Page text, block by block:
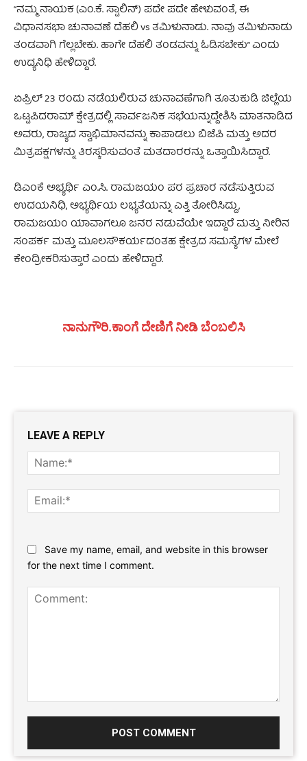
“ನಮ್ಮ ನಾಯಕ (ಎಂ.ಕೆ. ಸ್ಟಾಲಿನ್) ಪದೇ ಪದೇ ಹೇಳುವಂತೆ, ಈ
ವಿಧಾನಸಭಾ ಚುನಾವಣೆ ದೆಹಲಿ vs ತಮಿಳುನಾಡು. ನಾವು ತಮಿಳುನಾಡು
ತಂಡವಾಗಿ ಗೆಲ್ಲಬೇಕು. ಹಾಗೇ ದೆಹಲಿ ತಂಡವನ್ನು ಓಡಿಸಬೇಕು” ಎಂದು
ಉದ್ಯನಿಧಿ ಹೇಳಿದ್ದಾರೆ.
ಏಪ್ರಿಲ್ 23 ರಂದು ನಡೆಯಲಿರುವ ಚುನಾವಣೆಗಾಗಿ ತೂತುಕುಡಿ ಜಿಲ್ಲೆಯ
ಒಟ್ಟಪಿದರಾಮ್ ಕ್ಷೇತ್ರದಲ್ಲಿ ಸಾರ್ವಜನಿಕ ಸಭೆಯನ್ನುದ್ದೇಶಿಸಿ ಮಾತನಾಡಿದ
ಅವರು, ರಾಜ್ಯದ ಸ್ವಾಭಿಮಾನವನ್ನು ಕಾಪಾಡಲು ಬಿಜೆಪಿ ಮತ್ತು ಅದರ
ಮಿತ್ರಪಕ್ಷಗಳನ್ನು ತಿರಸ್ಕರಿಸುವಂತೆ ಮತದಾರರನ್ನು ಒತ್ತಾಯಿಸಿದ್ದಾರೆ.
ಡಿಎಂಕೆ ಅಭ್ಯರ್ಥಿ ಎಂ.ಸಿ. ರಾಮಜಯಂ ಪರ ಪ್ರಚಾರ ನಡೆಸುತ್ತಿರುವ
ಉದಯನಿಧಿ, ಅಭ್ಯರ್ಥಿಯ ಲಭ್ಯತೆಯನ್ನು ಎತ್ತಿ ತೋರಿಸಿದ್ದು,
ರಾಮಜಯಂ ಯಾವಾಗಲೂ ಜನರ ನಡುವೆಯೇ ಇದ್ದಾರೆ ಮತ್ತು ನೀರಿನ
ಸಂಪರ್ಕ ಮತ್ತು ಮೂಲಸೌಕರ್ಯದಂತಹ ಕ್ಷೇತ್ರದ ಸಮಸ್ಯೆಗಳ ಮೇಲೆ
ಕೇಂದ್ರೀಕರಿಸುತ್ತಾರೆ ಎಂದು ಹೇಳಿದ್ದಾರೆ.
ನಾನುಗೌರಿ.ಕಾಂಗೆ ದೇಣಿಗೆ ನೀಡಿ ಬೆಂಬಲಿಸಿ
LEAVE A REPLY
Save my name, email, and website in this browser
for the next time I comment.